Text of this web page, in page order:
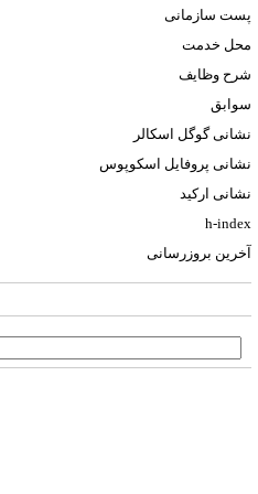
پست سازمانی
محل خدمت
شرح وظایف
سوابق
نشانی گوگل اسکالر
نشانی پروفایل اسکوپوس
نشانی ارکید
h-index
آخرین بروزرسانی